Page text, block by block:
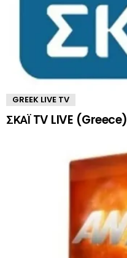
GREEK LIVE TV
ΣΚΑΪ TV LIVE (Greece)